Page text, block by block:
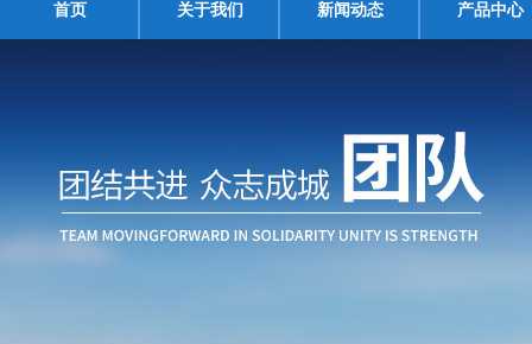
首页 关于我们 新闻动态 产品中心